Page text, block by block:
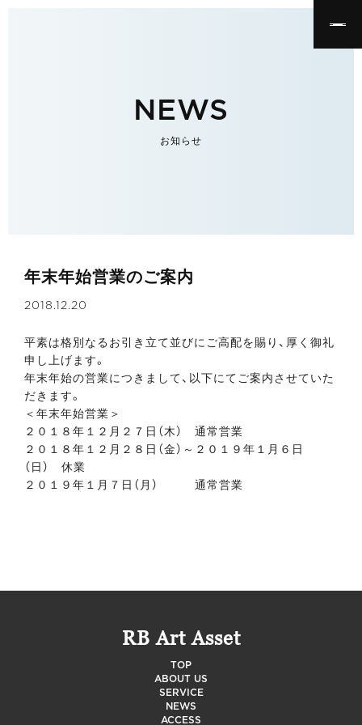
NEWS
お知らせ
年末年始営業のご案内
2018.12.20
平素は格別なるお引き立て並びにご高配を賜り、厚く御礼
申し上げます。
年末年始の営業につきまして、以下にてご案内させていた
だきます。
＜年末年始営業＞
２０１８年１２月２７日（木） 通常営業
２０１８年１２月２８日（金）～２０１９年１月６日
（日） 休業
２０１９年１月７日（月） 通常営業
RB Art Asset
TOP
ABOUT US
SERVICE
NEWS
ACCESS